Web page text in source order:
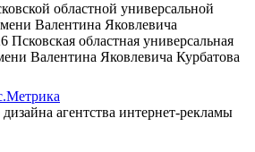
областной универсальной
Валентина Яковлевича
Псковская областная универсальная
Валентина Яковлевича Курбатова
агентства интернет-рекламы